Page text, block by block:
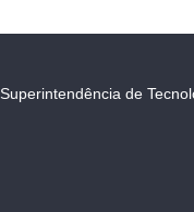
Superintendência de